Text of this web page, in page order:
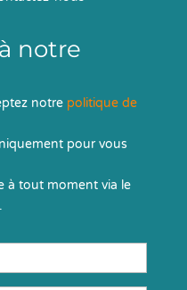
notre
notre politique de
pour vous
à tout moment via le